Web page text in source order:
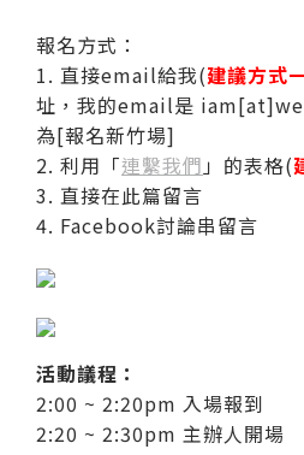
報名方式：
1. 直接email給我(建議方式
址，我的email是
為[報名新竹場]
2. 利用「連繫我們」的表格(
3. 直接在此篇留言
4. Facebook討論串留言
活動議程：
2:00 ~ 2:20pm 入場報到
2:20 ~ 2:30pm 主辦人開場